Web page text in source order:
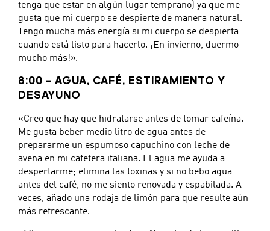
tenga que estar en algún lugar temprano) ya que me
gusta que mi cuerpo se despierte de manera natural.
Tengo mucha más energía si mi cuerpo se despierta
cuando está listo para hacerlo. ¡En invierno, duermo
mucho más!».
8:00 – AGUA, CAFÉ, ESTIRAMIENTO Y
DESAYUNO
«Creo que hay que hidratarse antes de tomar cafeína.
Me gusta beber medio litro de agua antes de
prepararme un espumoso capuchino con leche de
avena en mi cafetera italiana. El agua me ayuda a
despertarme; elimina las toxinas y si no bebo agua
antes del café, no me siento renovada y espabilada. A
veces, añado una rodaja de limón para que resulte aún
más refrescante.